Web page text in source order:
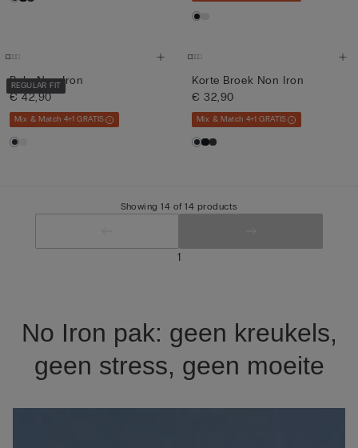
REGULAR FIT
Polo Non Iron
€ 42,90
Mix & Match 4+1 GRATIS
Korte Broek Non Iron
€ 32,90
Mix & Match 4+1 GRATIS
Showing 14 of 14 products
1
No Iron pak: geen kreukels,
geen stress, geen moeite